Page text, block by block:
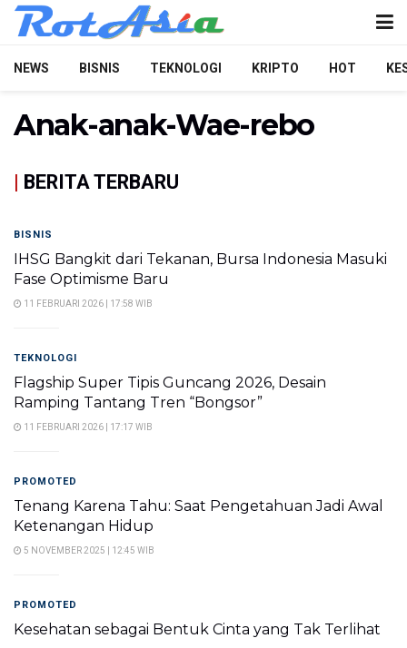
NEWS BISNIS TEKNOLOGI KRIPTO HOT
Anak-anak-Wae-rebo
| BERITA TERBARU
BISNIS
IHSG Bangkit dari Tekanan, Bursa Indonesia Masuki
Fase Optimisme Baru
11 FEBRUARI 2026 | 17:58 WIB
TEKNOLOGI
Flagship Super Tipis Guncang 2026, Desain
Ramping Tantang Tren “Bongsor”
11 FEBRUARI 2026 | 17:17 WIB
PROMOTED
Tenang Karena Tahu: Saat Pengetahuan Jadi Awal
Ketenangan Hidup
5 NOVEMBER 2025 | 12:45 WIB
PROMOTED
Kesehatan sebagai Bentuk Cinta yang Tak Terlihat